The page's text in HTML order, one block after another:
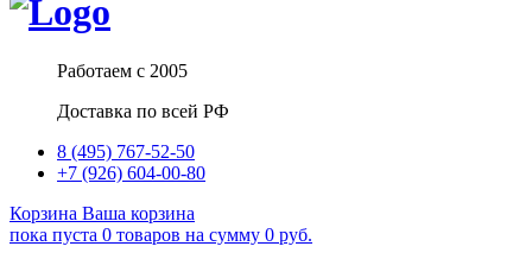
Работаем с 2005
Доставка по всей РФ
8 (495) 767-52-50
+7 (926) 604-00-80
Корзина Ваша корзина
пока пуста 0 товаров на сумму 0 руб.